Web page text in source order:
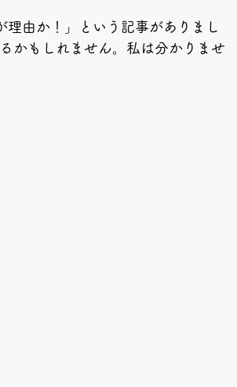
由か！」という記事がありまし
かもしれません。私は分かりませ